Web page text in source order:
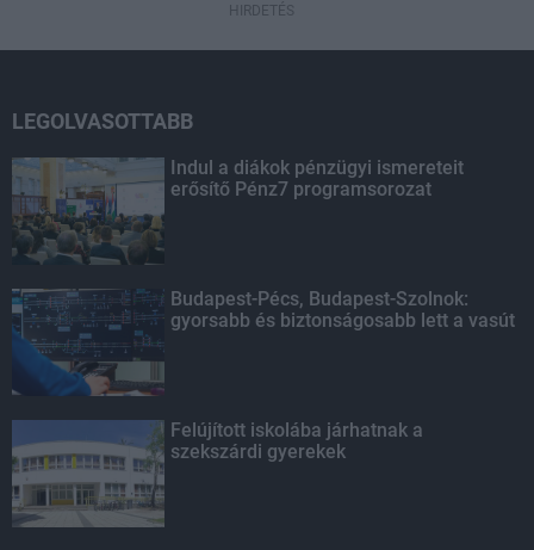
HIRDETÉS
LEGOLVASOTTABB
Indul a diákok pénzügyi ismereteit
erősítő Pénz7 programsorozat
Budapest-Pécs, Budapest-Szolnok:
gyorsabb és biztonságosabb lett a vasút
Felújított iskolába járhatnak a
szekszárdi gyerekek